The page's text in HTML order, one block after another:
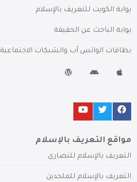
بوابة الكويت للتعريف بالإسلام
بوابة الباحث عن الحقيقة
بطاقات الواتس آب والشبكات الاجتماعية
مواقع التعريف بالإسلام
التعريف بالإسلام للنصارى
التعريف بالإسلام للملحدين